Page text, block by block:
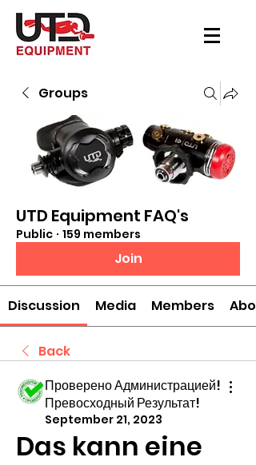
Groups
UTD Equipment FAQ's
Public · 159 members
Join
Discussion Media Members
Back
Проверено Администрацией!
Превосходный Результат!
September 21, 2023
Das kann eine